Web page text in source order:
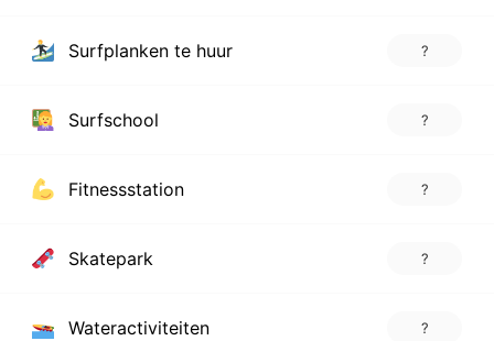
Surfplanken te huur ?
Surfschool ?
Fitnessstation ?
Skatepark ?
Wateractiviteiten ?